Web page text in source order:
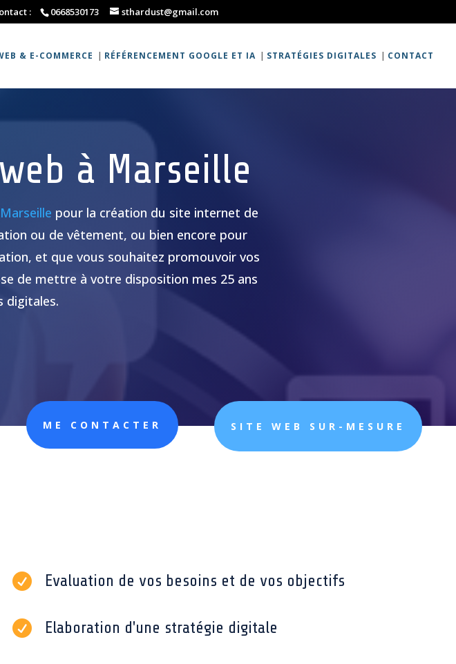
: 0668530173 sthardust@gmail.com
& E-COMMERCE RÉFÉRENCEMENT GOOGLE ET IA STRATÉGIES DIGITALES CONTACT
à Marseille
pour la création du site internet de
ou de vêtement, ou bien encore pour
et que vous souhaitez promouvoir vos
de mettre à votre disposition mes 25 ans
digitales.
ME CONTACTER SITE WEB SUR-MESURE
 Evaluation de vos besoins et de vos objectifs
 Elaboration d'une stratégie digitale